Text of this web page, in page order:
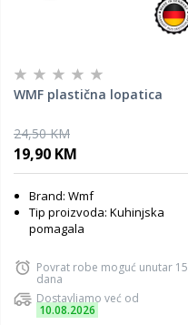
WMF plastična lopatica
24,50 KM
19,90 KM
Brand: Wmf
Tip proizvoda: Kuhinjska
pomagala
Povrat robe moguć unutar 15
dana
Dostavljamo već od
10.08.2026